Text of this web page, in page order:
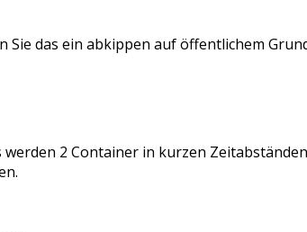
das ein abkippen auf öffentlichem
2 Container in kurzen